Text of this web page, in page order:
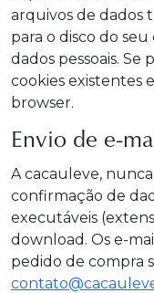
arquivos de dados
para o disco do
dados pessoais. Se
cookies existentes
browser.
Envio de e-
A cacauleve,
confirmação de
executáveis
download. Os e-
pedido de compra